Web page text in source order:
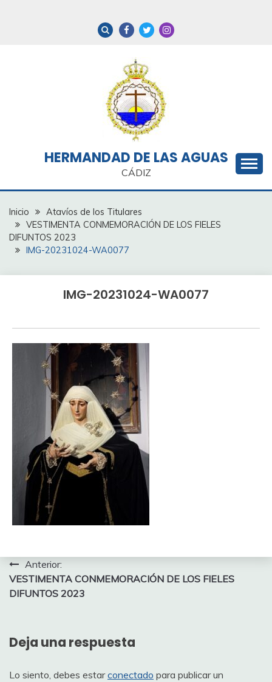
HERMANDAD DE LAS AGUAS
CÁDIZ
Inicio
Atavíos de los Titulares
VESTIMENTA CONMEMORACIÓN DE LOS FIELES
DIFUNTOS 2023
IMG-20231024-WA0077
IMG-20231024-WA0077
Navegación
de
Anterior:
VESTIMENTA CONMEMORACIÓN DE LOS FIELES
DIFUNTOS 2023
Deja una respuesta
Lo siento, debes estarconectado para publicar un